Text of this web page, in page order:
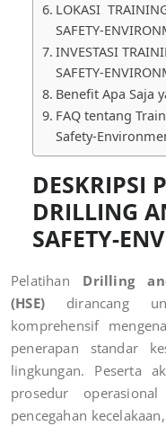
LOKASI
SAFETY-
INVESTASI
SAFETY-
Benefit Apa Saja
FAQ tentang
Safety-
DESKRIPSI
DRILLING
SAFETY-
Pelatihan Drilling
(HSE) dirancang
komprehensif
penerapan standar
lingkungan. Peserta
prosedur
pencegahan